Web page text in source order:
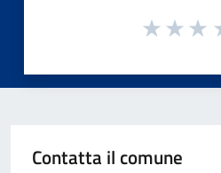
Contatta il comune